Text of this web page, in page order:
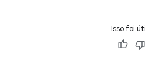
Isso foi